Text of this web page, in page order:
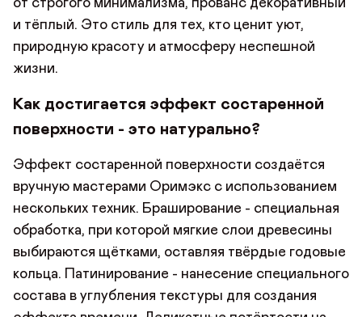
от строгого минимализма, прованс декоративный
и тёплый. Это стиль для тех, кто ценит уют,
природную красоту и атмосферу неспешной
жизни.
Как достигается эффект состаренной
поверхности - это натурально?
Эффект состаренной поверхности создаётся
вручную мастерами Оримэкс с использованием
нескольких техник. Браширование - специальная
обработка, при которой мягкие слои древесины
выбираются щётками, оставляя твёрдые годовые
кольца. Патинирование - нанесение специального
состава в углубления текстуры для создания